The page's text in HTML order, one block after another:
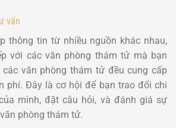
vấn
thông tin từ nhiều nguồn khác nhau,
với các văn phòng thám tử mà bạn
văn phòng thám tử đều cung cấp
phí. Đây là cơ hội để bạn trao đổi chi
mình, đặt câu hỏi, và đánh giá sự
phòng thám tử.